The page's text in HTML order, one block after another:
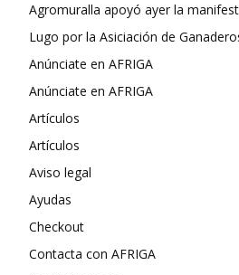
Agromuralla apoyó ayer la
Lugo por la Asiciación de
Anúnciate en AFRIGA
Anúnciate en AFRIGA
Artículos
Artículos
Aviso legal
Ayudas
Checkout
Contacta con AFRIGA